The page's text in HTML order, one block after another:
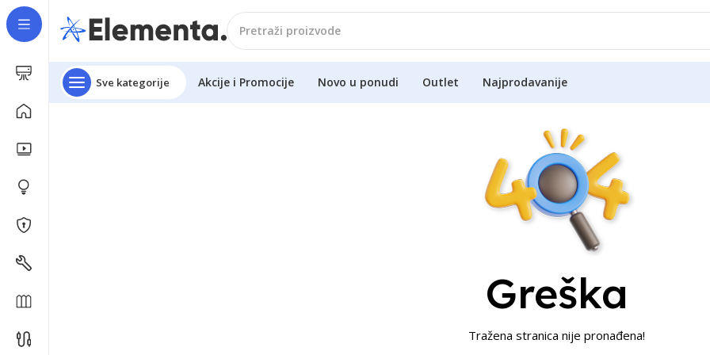
Sve kategorije Akcije i Promocije Novo u ponudi Outlet Najprodavanije
Greška
Tražena stranica nije pronađena!